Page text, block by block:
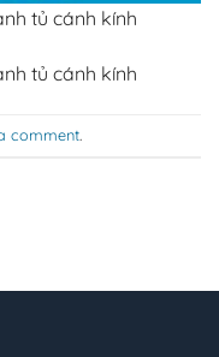
tủ cánh kính
tủ cánh kính
comment.